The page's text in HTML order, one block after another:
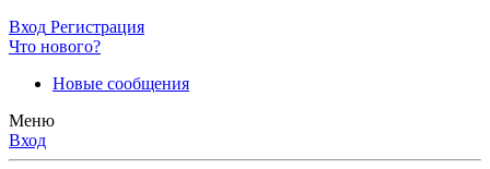
Вход Регистрация
Что нового?
Новые сообщения
Меню
Вход